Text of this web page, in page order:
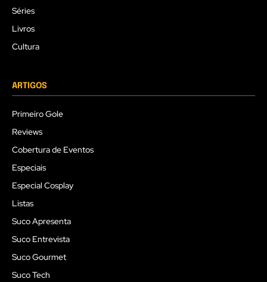
Séries
Livros
Cultura
ARTIGOS
Primeiro Gole
Reviews
Cobertura de Eventos
Especiais
Especial Cosplay
Listas
Suco Apresenta
Suco Entrevista
Suco Gourmet
Suco Tech